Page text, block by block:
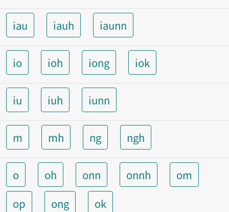
iau iauh iaunn
io ioh iong iok
iu iuh iunn
m mh ng ngh
o oh onn onnh
om
op
ong ok